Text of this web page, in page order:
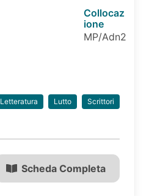
Collocaz
ione
MP/Adn2
Letteratura Lutto Scrittori
Scheda Completa